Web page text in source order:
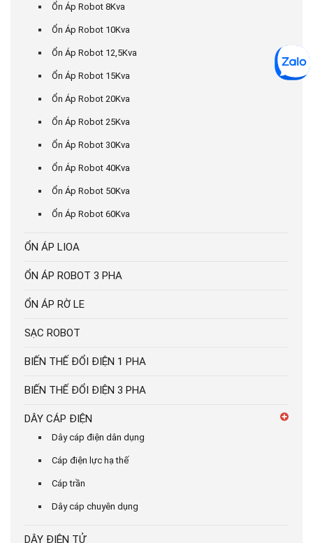
Ổn Áp Robot 8Kva
Ổn Áp Robot 10Kva
Ổn Áp Robot 12,5Kva
Ổn Áp Robot 15Kva
Ổn Áp Robot 20Kva
Ổn Áp Robot 25Kva
Ổn Áp Robot 30Kva
Ổn Áp Robot 40Kva
Ổn Áp Robot 50Kva
Ổn Áp Robot 60Kva
ỔN ÁP LIOA
ỔN ÁP ROBOT 3 PHA
ỔN ÁP RỜ LE
SẠC ROBOT
BIẾN THẾ ĐỔI ĐIỆN 1 PHA
BIẾN THẾ ĐỔI ĐIỆN 3 PHA
DÂY CÁP ĐIỆN
Dây cáp điện dân dụng
Cáp điện lực hạ thế
Cáp trần
Dây cáp chuyên dụng
DÂY ĐIỆN TỬ